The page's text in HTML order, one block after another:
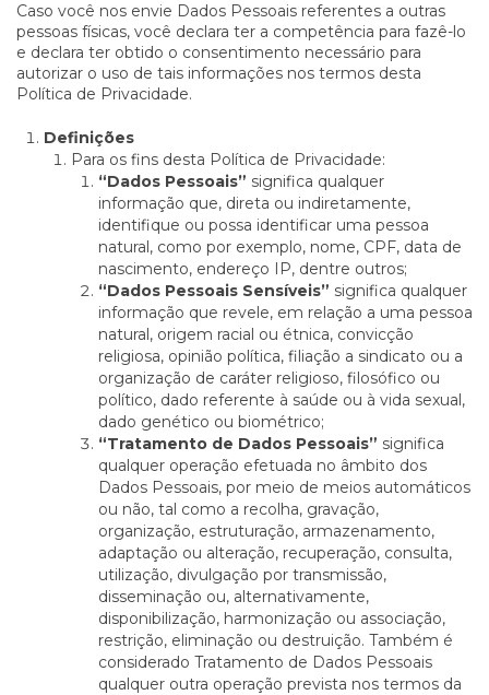
Caso você nos envie Dados Pessoais referentes a outras
pessoas físicas, você declara ter a competência para fazê-lo
e declara ter obtido o consentimento necessário para
autorizar o uso de tais informações nos termos desta
Política de Privacidade.
Definições
Para os fins desta Política de Privacidade:
“Dados Pessoais” significa qualquer
informação que, direta ou indiretamente,
identifique ou possa identificar uma pessoa
natural, como por exemplo, nome, CPF, data de
nascimento, endereço IP, dentre outros;
“Dados Pessoais Sensíveis” significa qualquer
informação que revele, em relação a uma pessoa
natural, origem racial ou étnica, convicção
religiosa, opinião política, filiação a sindicato ou a
organização de caráter religioso, filosófico ou
político, dado referente à saúde ou à vida sexual,
dado genético ou biométrico;
“Tratamento de Dados Pessoais” significa
qualquer operação efetuada no âmbito dos
Dados Pessoais, por meio de meios automáticos
ou não, tal como a recolha, gravação,
organização, estruturação, armazenamento,
adaptação ou alteração, recuperação, consulta,
utilização, divulgação por transmissão,
disseminação ou, alternativamente,
disponibilização, harmonização ou associação,
restrição, eliminação ou destruição. Também é
considerado Tratamento de Dados Pessoais
qualquer outra operação prevista nos termos da